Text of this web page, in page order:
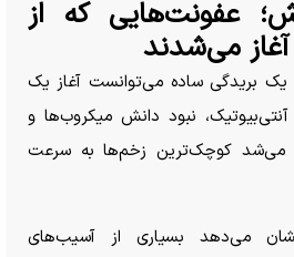
عفونت‌هایی که از
می‌شدند
یک بریدگی ساده می‌توانست آغاز یک
نبود دانش میکروب‌ها و
می‌شد کوچک‌ترین زخم‌ها به سرعت
می‌دهد بسیاری از آسیب‌های